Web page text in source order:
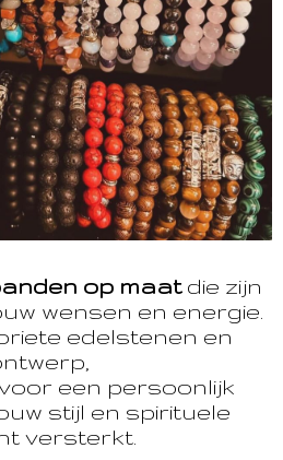
op maatdie zijn
wensen en energie.
edelstenen en
een persoonlijk
stijl en spirituele
versterkt.